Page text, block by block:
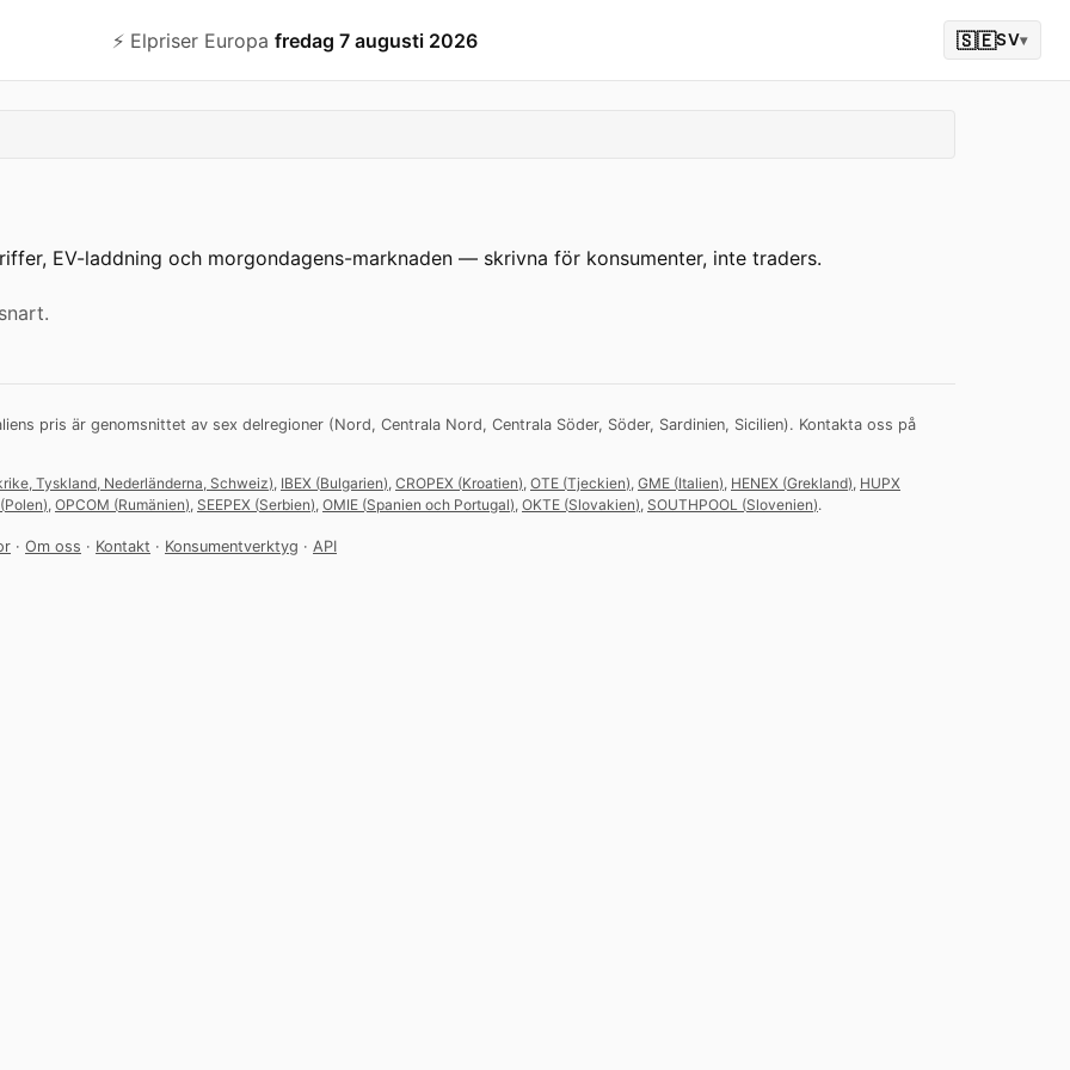
⚡️ Elpriser Europa fredag 7 augusti 2026 🇸🇪SV▾
EV-laddning och morgondagens-marknaden — skrivna för konsumenter, inte traders.
pris är genomsnittet av sex delregioner (Nord, Centrala Nord, Centrala Söder, Söder, Sardinien, Sicilien). Kontakta oss på
Tyskland, Nederländerna, Schweiz), IBEX (Bulgarien), CROPEX (Kroatien), OTE (Tjeckien), GME (Italien), HENEX (Grekland), HUPX
(Polen), OPCOM (Rumänien), SEEPEX (Serbien), OMIE (Spanien och Portugal), OKTE (Slovakien), SOUTHPOOL (Slovenien).
· Om oss · Kontakt · Konsumentverktyg · API